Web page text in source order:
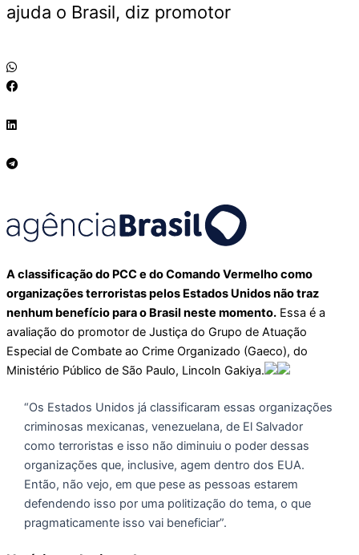
ajuda o Brasil, diz promotor
A classificação do PCC e do Comando Vermelho como
organizações terroristas pelos Estados Unidos não traz
nenhum benefício para o Brasil neste momento. Essa é a
avaliação do promotor de Justiça do Grupo de Atuação
Especial de Combate ao Crime Organizado (Gaeco), do
Ministério Público de São Paulo, Lincoln Gakiya.
“Os Estados Unidos já classificaram essas organizações
criminosas mexicanas, venezuelana, de El Salvador
como terroristas e isso não diminuiu o poder dessas
organizações que, inclusive, agem dentro dos EUA.
Então, não vejo, em que pese as pessoas estarem
defendendo isso por uma politização do tema, o que
pragmaticamente isso vai beneficiar”.